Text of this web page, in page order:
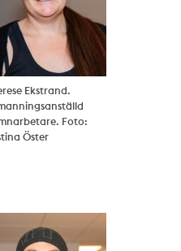
Ekstrand.
Foto:
Öster